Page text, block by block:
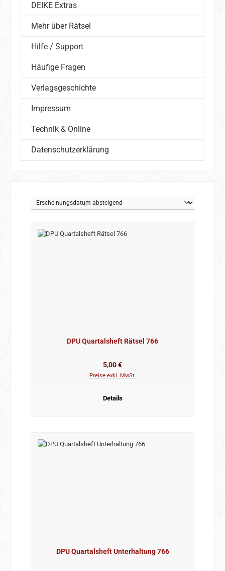
DEIKE Extras
Mehr über Rätsel
Hilfe / Support
Häufige Fragen
Verlagsgeschichte
Impressum
Technik & Online
Datenschutzerklärung
DPU Quartalsheft Rätsel 766
Regulärer Preis:
5,00 €
Preise exkl. MwSt.
Details
DPU Quartalsheft Unterhaltung 766